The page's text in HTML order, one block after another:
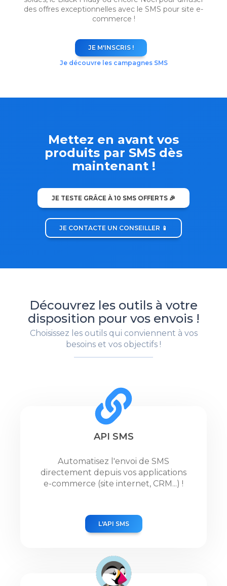
des offres exceptionnelles avec le SMS pour site e-
commerce !
JE M'INSCRIS !
Je découvre les campagnes SMS
Mettez en avant vos
produits par SMS dès
maintenant !
JE TESTE GRÂCE À 10 SMS OFFERTS 🎉
JE CONTACTE UN CONSEILLER 📱
Découvrez les outils à votre
disposition pour vos envois !
Choisissez les outils qui conviennent à vos
besoins et vos objectifs !
API SMS
Automatisez l'envoi de SMS
directement depuis vos applications
e-commerce (site internet, CRM...) !
L'API SMS